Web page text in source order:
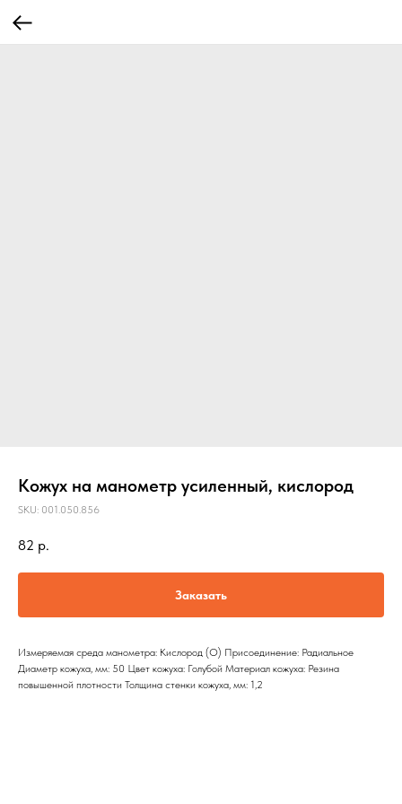
Кожух на манометр усиленный, кислород
SKU: 001.050.856
82 р.
Заказать
Измеряемая среда манометра: Кислород (O) Присоединение: Радиальное
Диаметр кожуха, мм: 50 Цвет кожуха: Голубой Материал кожуха: Резина
повышенной плотности Толщина стенки кожуха, мм: 1,2